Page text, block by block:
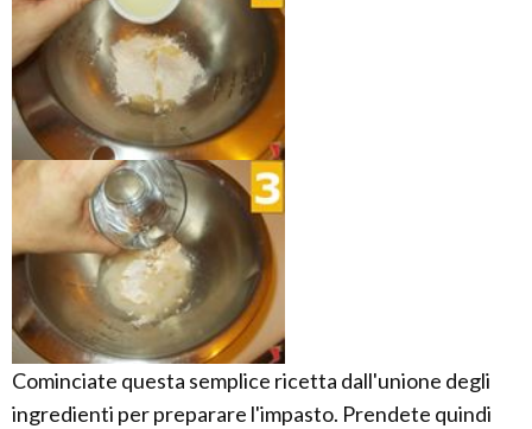
Cominciate questa semplice ricetta dall'unione degli
ingredienti per preparare l'impasto. Prendete quindi